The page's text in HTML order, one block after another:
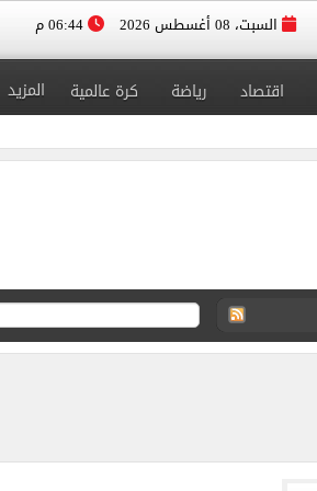
السبت، 08 أغسطس 2026
اقتصاد رياضة كرة عالمية المزيد